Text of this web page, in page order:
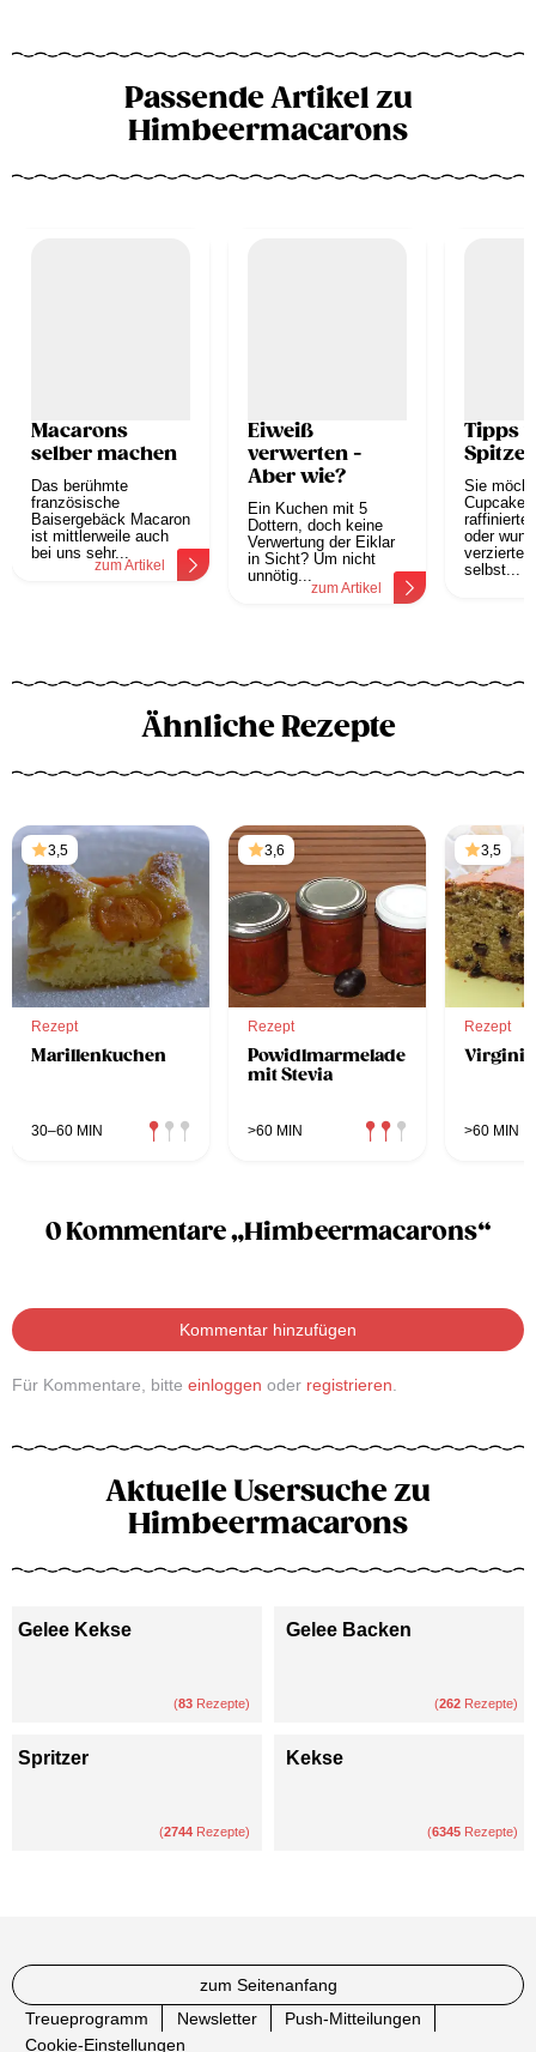
Passende Artikel zu
Himbeermacarons
Macarons
selber machen
Das berühmte
französische
Baisergebäck Macaron
ist mittlerweile auch
bei uns sehr...
zum Artikel
Eiweiß
verwerten -
Aber wie?
Ein Kuchen mit 5
Dottern, doch keine
Verwertung der Eiklar
in Sicht? Um nicht
unnötig...
zum Artikel
Tipps
Sie
oder
verzierte
selbst...
Ähnliche Rezepte
3,5
Rezept
Marillenkuchen
30–60 MIN
3,6
Rezept
Powidlmarmelade
mit Stevia
>60 MIN
3,5
Rezept
>60 MIN
0 Kommentare „Himbeermacarons“
Kommentar hinzufügen
Für Kommentare, bitte einloggen oder registrieren
Aktuelle Usersuche zu
Himbeermacarons
Gelee Kekse
(83 Rezepte)
Gelee Backen
(262 Rezepte)
Spritzer
(2744 Rezepte)
Kekse
(6345 Rezepte)
zum Seitenanfang
Treueprogramm
Newsletter
Push-Mitteilungen
Cookie-Einstellungen